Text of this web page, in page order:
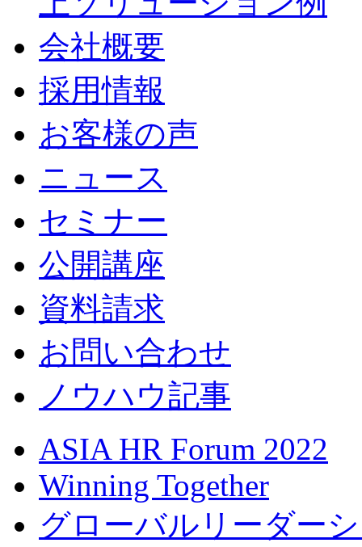
会社概要
採用情報
お客様の声
ニュース
セミナー
公開講座
資料請求
お問い合わせ
ノウハウ記事
ASIA HR Forum 2022
Winning Together
グローバルリーダー